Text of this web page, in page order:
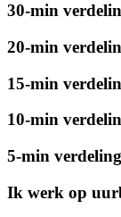
30-min
20-min
15-min
10-min
5-min verdeling
Ik werk op